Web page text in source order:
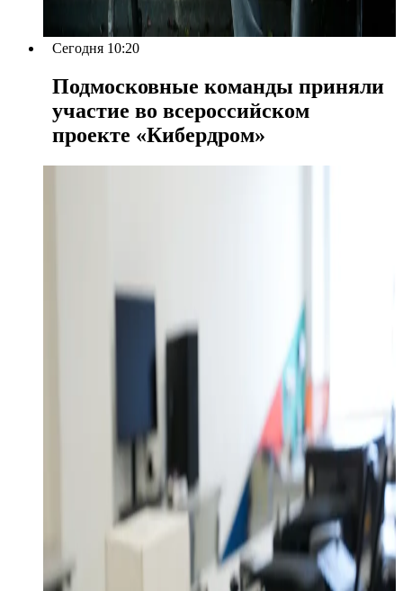
Сегодня 10:20
Подмосковные команды приняли
участие во всероссийском
проекте «Кибердром»